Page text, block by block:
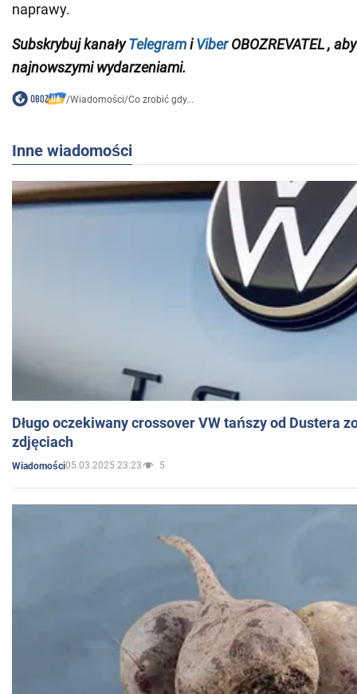
naprawy.
SubskrybujkanałyTelegramiViberOBOZREVATEL,
najnowszymi wydarzeniami.
/Wiadomości/Co zrobić gdy...
Inne wiadomości
Długo oczekiwany crossover VW tańszy od Dustera
zdjęciach
Wiadomości05.03.2025 23:23 5